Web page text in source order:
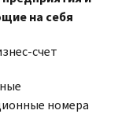
на себя
счет
номера